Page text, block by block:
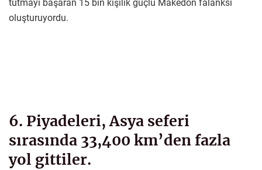
tutmayı başaran 15 bin kişilik güçlü Makedon falanksı
oluşturuyordu.
6. Piyadeleri, Asya seferi
sırasında 33,400 km’den fazla
yol gittiler.